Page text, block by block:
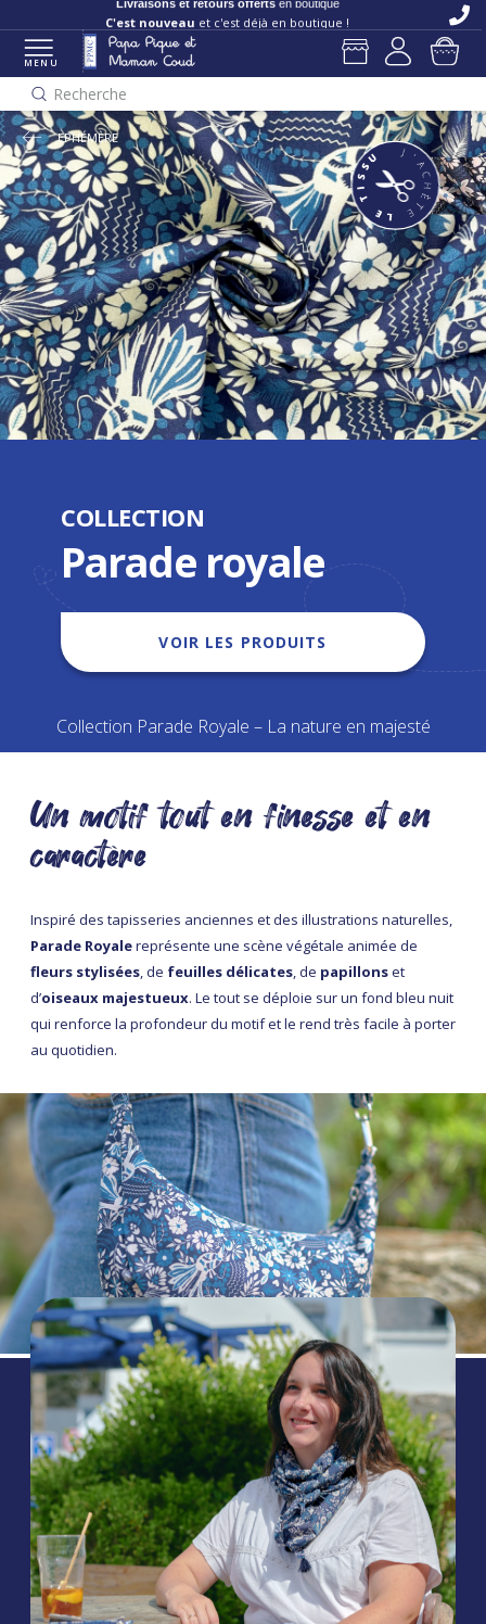
Livraisons et retours offerts en boutique
C'est nouveau et c'est déjà en boutique !
MENU
Recherche
EPHÉMÈRE
COLLECTION
Parade royale
VOIR LES PRODUITS
Collection Parade Royale – La nature en majesté
Un motif tout en finesse et en
caractère
Inspiré des tapisseries anciennes et des illustrations naturelles,
Parade Royalereprésente une scène végétale animée de
fleurs stylisées, de feuilles délicates, de papillonset
d’oiseaux majestueux. Le tout se déploie sur un fond bleu nuit
qui renforce la profondeur du motif et le rend très facile à porter
au quotidien.